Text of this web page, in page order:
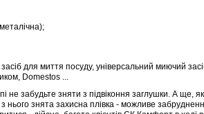
для миття посуду, універсальний миючий
Domestos ...
не забудьте зняти з підвіконня заглушки. А ще,
нього знята захисна плівка - можливе